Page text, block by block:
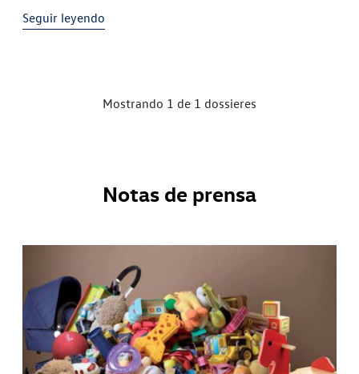
máxima o Concepto de los motores Éxito de los
Seguir leyendo
Mostrando 1 de 1 dossieres
Notas de prensa